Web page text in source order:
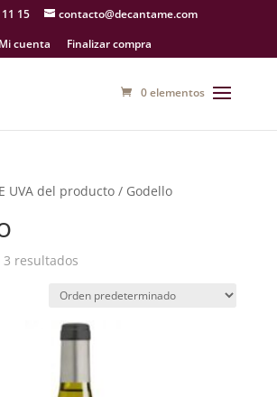
15
contacto@decantame.com
Mi cuenta
Finalizar compra
0 elementos
UVA del producto / Godello
resultados